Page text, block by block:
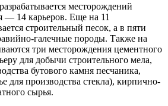
месторождений
— 14 карьеров. Еще на 11
строительный песок, а в пяти
галечные породы. Также на
три месторождения цементного
для добычи строительного мела,
бутового камня песчаника,
для производства стекла), кирпично-
сырья.